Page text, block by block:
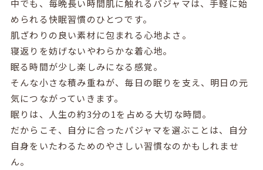
中でも、毎晩長い時間肌に触れるパジャマは、手軽に始
められる快眠習慣のひとつです。
肌ざわりの良い素材に包まれる心地よさ。
寝返りを妨げないやわらかな着心地。
眠る時間が少し楽しみになる感覚。
そんな小さな積み重ねが、毎日の眠りを支え、明日の元
気につながっていきます。
眠りは、人生の約3分の1を占める大切な時間。
だからこそ、自分に合ったパジャマを選ぶことは、自分
自身をいたわるためのやさしい習慣なのかもしれませ
ん。